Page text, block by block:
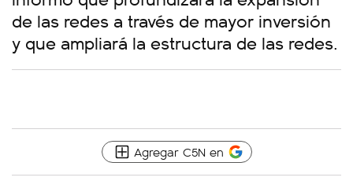
de las redes a través de mayor inversión
y que ampliará la estructura de las redes.
Agregar C5N en